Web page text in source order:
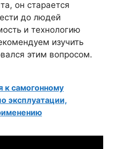
он старается
до людей
и технологию
изучить
этим вопросом.
к самогонному
эксплуатации,